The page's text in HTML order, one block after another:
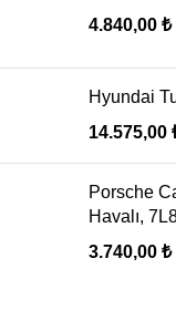
4.840,00 ₺
Hyundai
14.575,00
Porsche
Havalı,
3.740,00 ₺